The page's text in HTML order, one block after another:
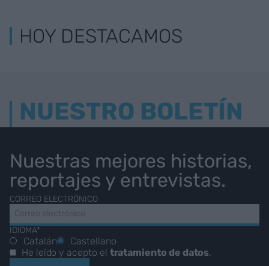
HOY DESTACAMOS
NUESTRO BOLETÍN
Nuestras mejores historias,
reportajes y entrevistas.
CORREO ELECTRÓNICO
IDIOMA*
Catalán
Castellano
He leído y acepto el tratamiento de datos.